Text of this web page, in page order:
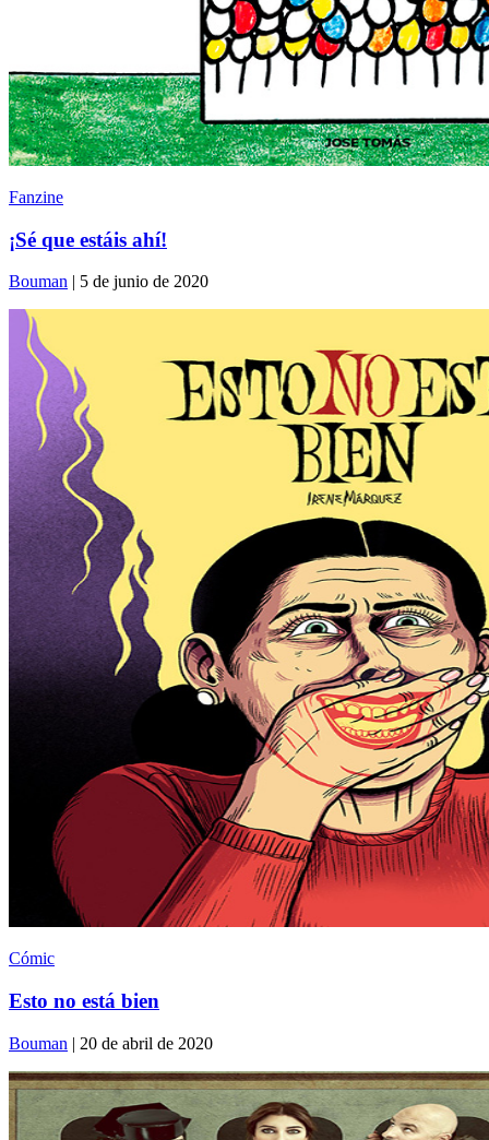
Fanzine
¡Sé que estáis ahí!
Bouman | 5 de junio de 2020
Cómic
Esto no está bien
Bouman | 20 de abril de 2020